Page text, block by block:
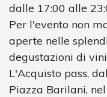
dalle 17:00 alle
Per l'evento non
aperte nelle
degustazioni di
L'Acquisto pass,
Piazza Barilani,